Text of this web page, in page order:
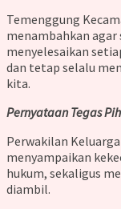
Temenggung
menambahkan agar
menyelesaikan
dan tetap selalu
kita.
Pernyataan Tegas
Perwakilan
menyampaikan
hukum, sekaligus
diambil.